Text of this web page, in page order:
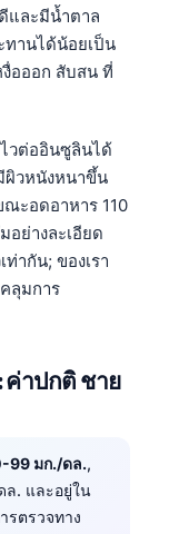
และมีน้ำตาล
ทานได้น้อยเป็น
งื่อออก สับสน ที่
วต่ออินซูลินได้
ผิวหนังหนาขึ้น
ะอดอาหาร 110
ย่างละเอียด
ากัน; ของเรา
ลุมการ
าปกติ ชาย
99 มก./ดล.,
ล. และอยู่ใน
รตรวจทาง